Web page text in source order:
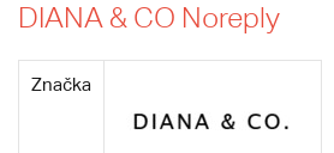
DIANA & CO Noreply
Značka